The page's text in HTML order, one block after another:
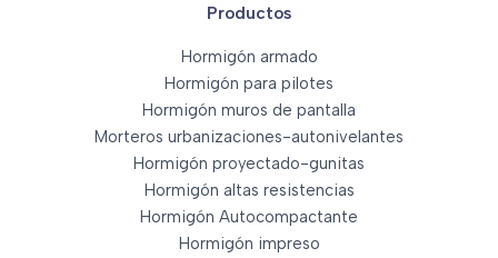
Productos
Hormigón armado
Hormigón para pilotes
Hormigón muros de pantalla
Morteros urbanizaciones-autonivelantes
Hormigón proyectado-gunitas
Hormigón altas resistencias
Hormigón Autocompactante
Hormigón impreso